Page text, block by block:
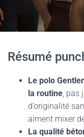
Résumé
Le polo
la routine, pas
d’originalité
aiment mixer
La qualité